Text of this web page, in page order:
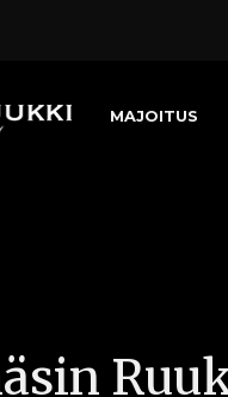
MAJOITUS